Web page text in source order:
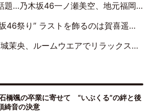
一ノ瀬美空、地元福岡『めんべい25周年トップサポーター』に就任
るのは賀喜遥香…5年ぶりの登場に「5年分大人になった私を見ていただけたら」
アでリラックス「今回のグラビアを見て成長を感じていただけるとうれしい」
橋颯の卒業に寄せて “いぶくる”の絆と後
綺音の決意